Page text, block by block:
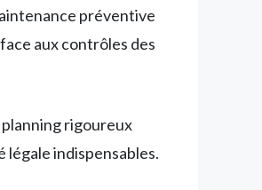
préventive
aux contrôles des
rigoureux
indispensables.